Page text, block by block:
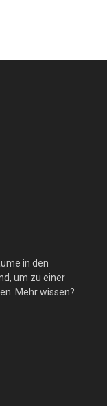
in den
um zu einer
Mehr wissen?